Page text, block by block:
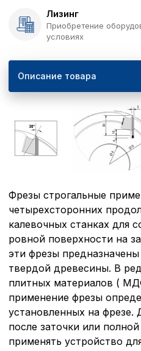
Лизинг
Приобретение
условиях
Описание товара
Фрезы строгальные
четырехсторонних
калевочных станках для
ровной поверхности на
эти фрезы
твердой древесины. В
плитных материалов (
применение фрезы
установленных на фрезе.
после заточки или
применять устройство